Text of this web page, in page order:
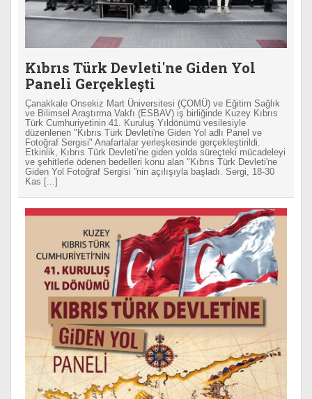
Kıbrıs Türk Devleti'ne Giden Yol
Paneli Gerçekleşti
Çanakkale Onsekiz Mart Üniversitesi (ÇOMÜ) ve Eğitim Sağlık
ve Bilimsel Araştırma Vakfı (ESBAV) iş birliğinde Kuzey Kıbrıs
Türk Cumhuriyetinin 41. Kuruluş Yıldönümü vesilesiyle
düzenlenen "Kıbrıs Türk Devleti'ne Giden Yol adlı Panel ve
Fotoğraf Sergisi" Anafartalar yerleşkesinde gerçekleştirildi.
Etkinlik, Kıbrıs Türk Devleti’ne giden yolda süreçteki mücadeleyi
ve şehitlerle ödenen bedelleri konu alan "Kıbrıs Türk Devleti'ne
Giden Yol Fotoğraf Sergisi ”nin açılışıyla başladı. Sergi, 18-30
Kas [...]